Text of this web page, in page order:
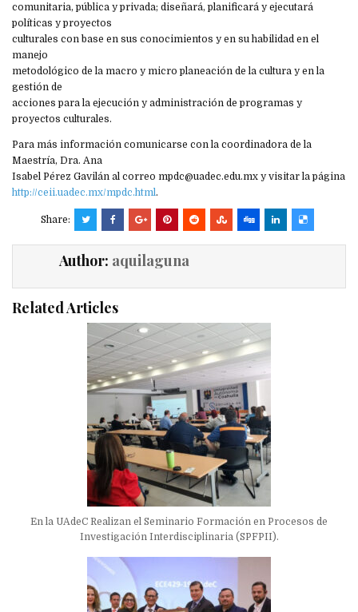
comunitaria, pública y privada; diseñará, planificará y ejecutará
políticas y proyectos
culturales con base en sus conocimientos y en su habilidad en el
manejo
metodológico de la macro y micro planeación de la cultura y en la
gestión de
acciones para la ejecución y administración de programas y
proyectos culturales.
Para más información comunicarse con la coordinadora de la
Maestría, Dra. Ana
Isabel Pérez Gavilán al correo mpdc@uadec.edu.mx y visitar la página
http://ceii.uadec.mx/mpdc.html.
Share:
Author: aquilaguna
Related Articles
En la UAdeC Realizan el Seminario Formación en Procesos de
Investigación Interdisciplinaria (SPFPII).